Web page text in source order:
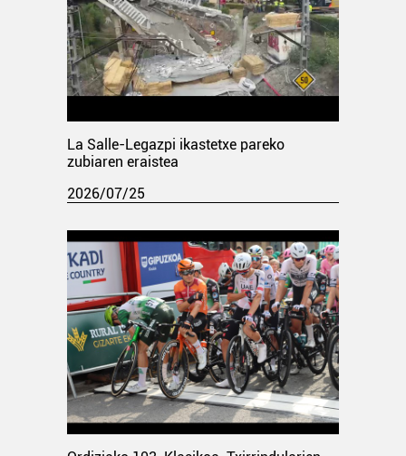
La Salle-Legazpi ikastetxe pareko
zubiaren eraistea
2026/07/25